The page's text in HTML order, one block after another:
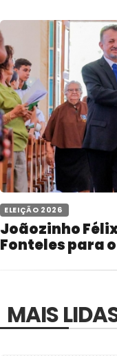
ELEIÇÃO 2026
Joãozinho
Fonteles para
MAIS